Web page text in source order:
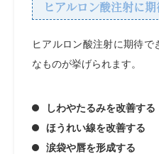
ヒアルロン酸注射に
ヒアルロン酸注射に期待で
なものが挙げられます。
しわやたるみを改善する
ほうれい線を改善する
涙袋や唇を形成する